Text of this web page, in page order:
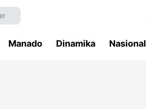
Manado Dinamika Nasional